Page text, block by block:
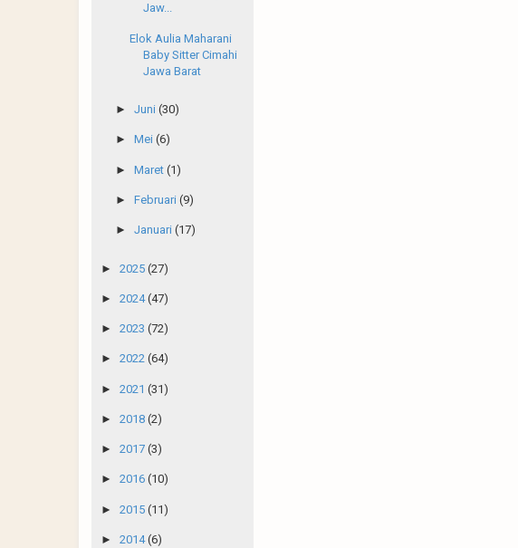
Jaw...
Elok Aulia Maharani
Baby Sitter Cimahi
Jawa Barat
► Juni (30)
► Mei (6)
► Maret (1)
► Februari (9)
► Januari (17)
► 2025 (27)
► 2024(47)
► 2023 (72)
► 2022 (64)
► 2021 (31)
► 2018 (2)
► 2017 (3)
► 2016 (10)
► 2015 (11)
► 2014(6)